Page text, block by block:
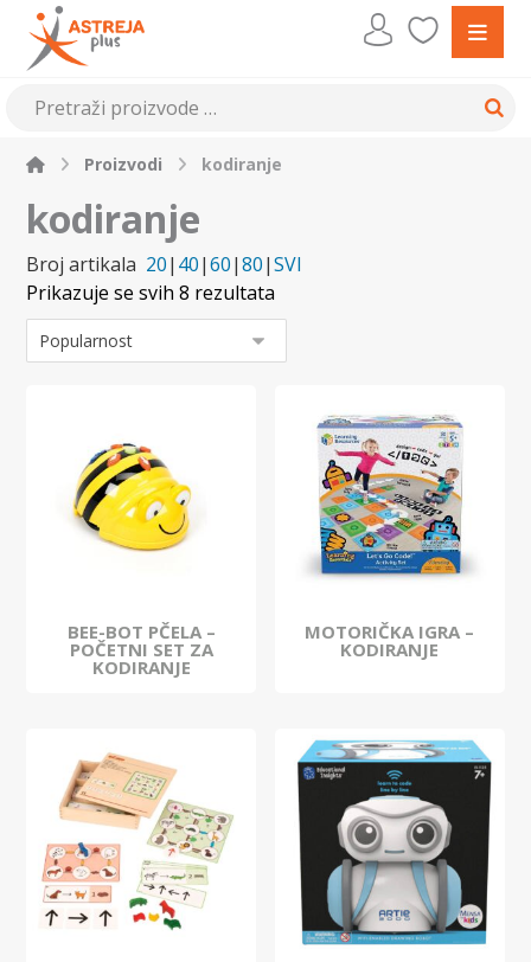
Proizvodi kodiranje
kodiranje
Broj artikala 20| 40|60|80|SVI
Prikazuje se svih 8 rezultata
BEE-BOT PČELA –
POČETNI SET ZA
KODIRANJE
MOTORIČKA IGRA –
KODIRANJE